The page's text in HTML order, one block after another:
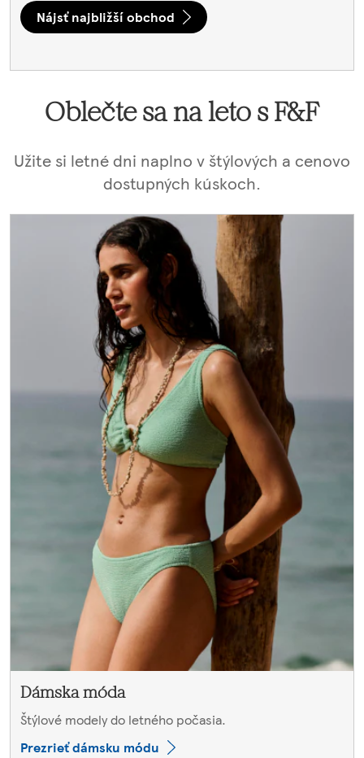
Nájsť najbližší obchod
Oblečte sa na leto s F&F
Užite si letné dni naplno v štýlových a cenovo
dostupných kúskoch.
Dámska móda
Štýlové modely do letného počasia.
Prezrieť dámsku módu